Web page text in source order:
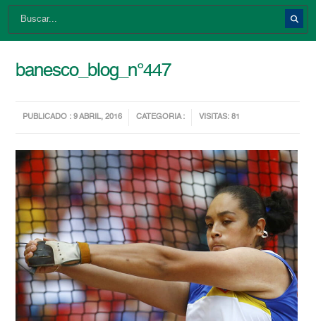
banesco_blog_n°447
PUBLICADO : 9 ABRIL, 2016 CATEGORIA : VISITAS: 81